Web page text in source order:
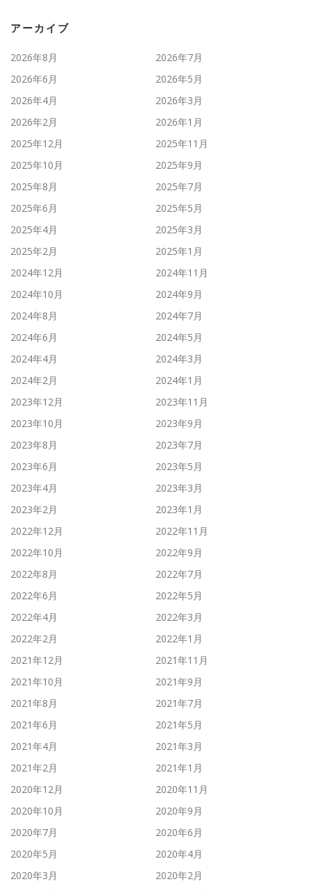
アーカイブ
2026年8月
2026年7月
2026年6月
2026年5月
2026年4月
2026年3月
2026年2月
2026年1月
2025年12月
2025年11月
2025年10月
2025年9月
2025年8月
2025年7月
2025年6月
2025年5月
2025年4月
2025年3月
2025年2月
2025年1月
2024年12月
2024年11月
2024年10月
2024年9月
2024年8月
2024年7月
2024年6月
2024年5月
2024年4月
2024年3月
2024年2月
2024年1月
2023年12月
2023年11月
2023年10月
2023年9月
2023年8月
2023年7月
2023年6月
2023年5月
2023年4月
2023年3月
2023年2月
2023年1月
2022年12月
2022年11月
2022年10月
2022年9月
2022年8月
2022年7月
2022年6月
2022年5月
2022年4月
2022年3月
2022年2月
2022年1月
2021年12月
2021年11月
2021年10月
2021年9月
2021年8月
2021年7月
2021年6月
2021年5月
2021年4月
2021年3月
2021年2月
2021年1月
2020年12月
2020年11月
2020年10月
2020年9月
2020年7月
2020年6月
2020年5月
2020年4月
2020年3月
2020年2月